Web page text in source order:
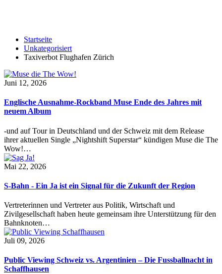
Startseite
Unkategorisiert
Taxiverbot Flughafen Zürich
Juni 12, 2026
Englische Ausnahme-Rockband Muse Ende des Jahres mit
neuem Album
-und auf Tour in Deutschland und der Schweiz mit dem Release
ihrer aktuellen Single „Nightshift Superstar“ kündigen Muse die The
Wow!…
Mai 22, 2026
S-Bahn - Ein Ja ist ein Signal für die Zukunft der Region
Vertreterinnen und Vertreter aus Politik, Wirtschaft und
Zivilgesellschaft haben heute gemeinsam ihre Unterstützung für den
Bahnknoten…
Juli 09, 2026
Public Viewing Schweiz vs. Argentinien – Die Fussballnacht in
Schaffhausen